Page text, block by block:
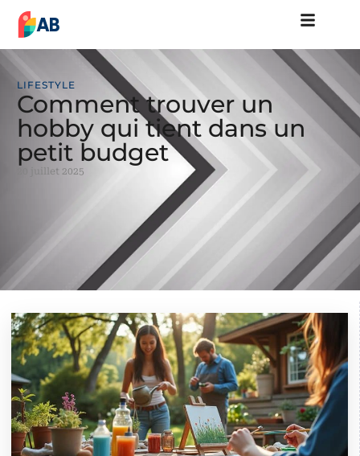
LIFESTYLE
Comment trouver un
hobby qui tient dans un
petit budget
20 juillet 2025